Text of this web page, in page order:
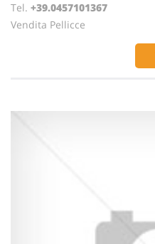
Tel. +39.0457101367
Vendita Pellicce